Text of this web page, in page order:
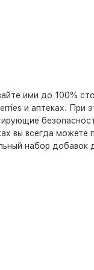
ими до 100%
и аптеках. При
вы всегда можете
набор добавок